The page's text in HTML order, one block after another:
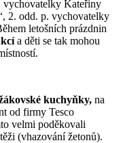
Kateřiny
2. odd. p. vychovatelky
letošních prázdnin
a děti se tak mohou
kuchyňky, na
od firmy Tesco
velmi poděkovali
(vhazování žetonů).